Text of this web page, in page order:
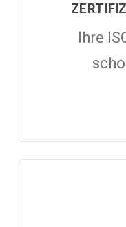
Ihre